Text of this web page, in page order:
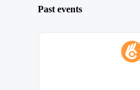
Past events